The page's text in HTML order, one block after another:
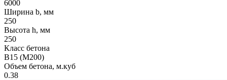
6000
Ширина b, мм
250
Высота h, мм
250
Класс бетона
В15 (М200)
Объем бетона, м.куб
0.38